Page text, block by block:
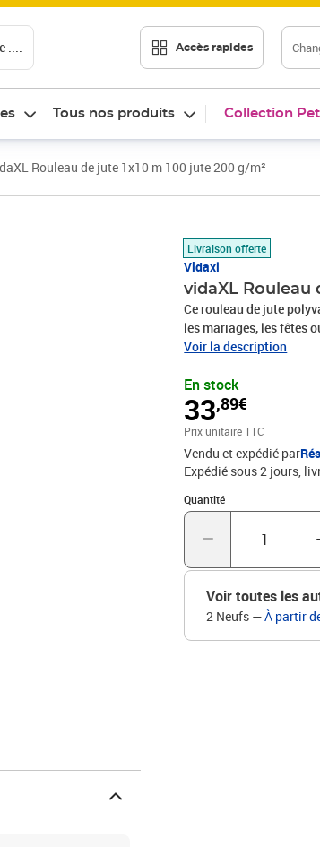
.... Accès rapides
Tous nos produits Collection
Rouleau de jute 1x10 m 100 jute 200 g/m²
Livraison offerte
Vidaxl
vidaXL Rouleau
Ce rouleau de jute
les mariages, les fêtes
100 % naturel, ce
fabrication d’objets
décoration intérieure,
servir de chemin de
parfaitement à votre
Le rouleau de toile de
choix.Matériau : jute
1 x 10 m (l x L)Poids par
Voir la description
En stock
33,89€
Prix 33,89€
Prix unitaire TTC
Vendu et expédié par
Expédié sous 2 jours
Quantité
Quantité : 1
Voir toutes les
2 Neufs —À partir